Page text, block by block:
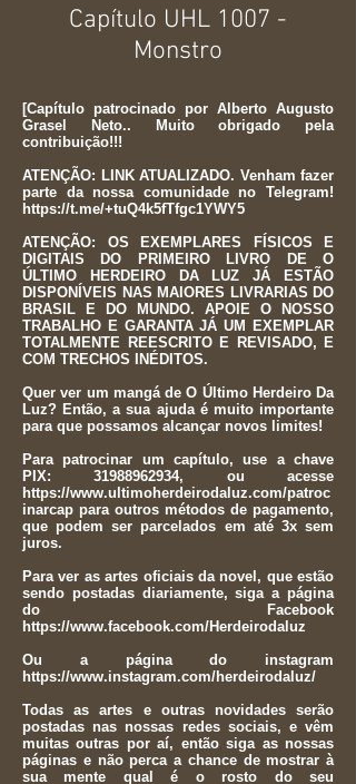
Capítulo UHL 1007 -
Monstro
[Capítulo patrocinado por Alberto Augusto
Grasel Neto.. Muito obrigado pela
contribuição!!!
ATENÇÃO: LINK ATUALIZADO. Venham fazer
parte da nossa comunidade no Telegram!
https://t.me/+tuQ4k5fTfgc1YWY5
ATENÇÃO: OS EXEMPLARES FÍSICOS E
DIGITAIS DO PRIMEIRO LIVRO DE O
ÚLTIMO HERDEIRO DA LUZ JÁ ESTÃO
DISPONÍVEIS NAS MAIORES LIVRARIAS DO
BRASIL E DO MUNDO. APOIE O NOSSO
TRABALHO E GARANTA JÁ UM EXEMPLAR
TOTALMENTE REESCRITO E REVISADO, E
COM TRECHOS INÉDITOS.
Quer ver um mangá de O Último Herdeiro Da
Luz? Então, a sua ajuda é muito importante
para que possamos alcançar novos limites!
Para patrocinar um capítulo, use a chave
PIX:31988962934, ou acesse
https://www.ultimoherdeirodaluz.com/patroc
inarcap para outros métodos de pagamento,
que podem ser parcelados em até 3x sem
juros.
Para ver as artes oficiais da novel, que estão
sendo postadas diariamente, siga a página
do Facebook
https://www.facebook.com/Herdeirodaluz
Ou a página do instagram
https://www.instagram.com/herdeirodaluz/
Todas as artes e outras novidades serão
postadas nas nossas redes sociais, e vêm
muitas outras por aí, então siga as nossas
páginas e não perca a chance de mostrar à
sua mente qual é o rosto do seu